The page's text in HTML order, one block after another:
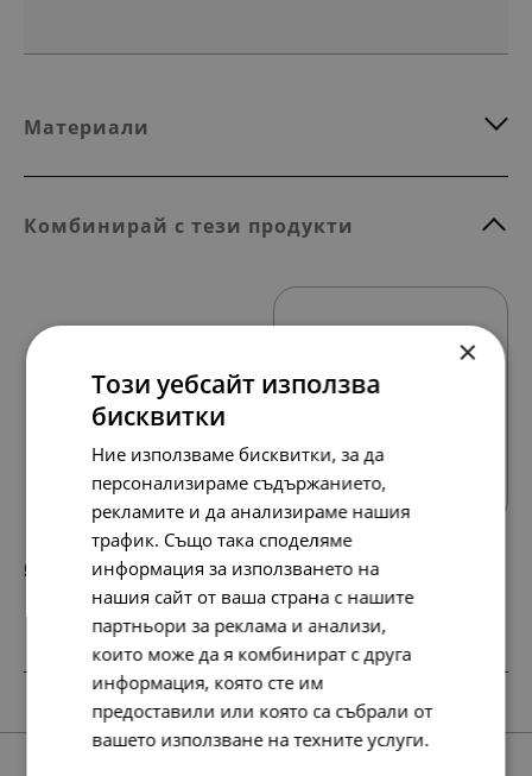
Материали
Комбинирай с тези продукти
56. 29.00 €
×
Този уебсайт използва
бисквитки
Ние използваме бисквитки, за да
персонализираме съдържанието,
рекламите и да анализираме нашия
трафик. Също така споделяме
информация за използването на
нашия сайт от ваша страна с нашите
партньори за реклама и анализи,
които може да я комбинират с друга
информация, която сте им
предоставили или която са събрали от
вашето използване на техните услуги.